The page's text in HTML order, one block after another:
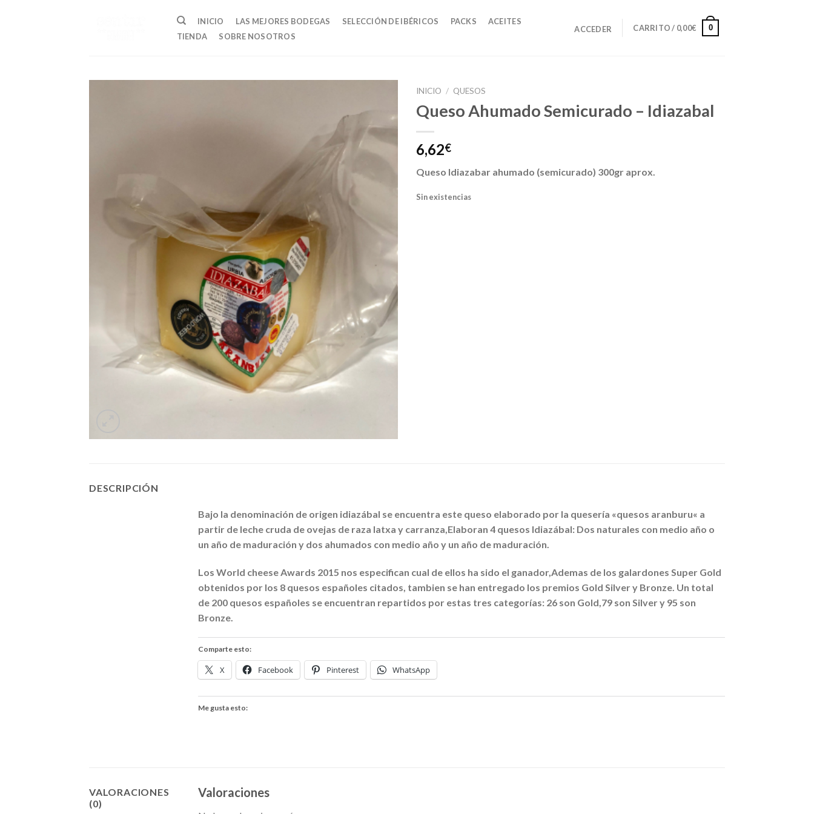
INICIO LAS MEJORES BODEGAS SELECCIÓN DE IBÉRICOS PACKS
ACEITES
TIENDA
SOBRE NOSOTROS
ACCEDER CARRITO / 0,00€ 0
INICIO / QUESOS
Queso Ahumado Semicurado – Idiazabal
6,62€
Queso Idiazabar ahumado (semicurado) 300gr aprox.
Sin existencias
DESCRIPCIÓN
Bajo la denominación de origen idiazábal se encuentra este queso elaborado por la quesería «quesos aranburu« a
partir de leche cruda de ovejas de raza latxa y carranza,Elaboran 4 quesos Idiazábal: Dos naturales con medio año o
un año de maduración y dos ahumados con medio año y un año de maduración.
Los World cheese Awards 2015 nos especifican cual de ellos ha sido el ganador,Ademas de los galardones Super Gold
obtenidos por los 8 quesos españoles citados, tambien se han entregado los premios Gold Silver y Bronze. Un total
de 200 quesos españoles se encuentran repartidos por estas tres categorías: 26 son Gold,79 son Silver y 95 son
Bronze.
Comparte esto:
X Facebook Pinterest WhatsApp
Me gusta esto:
VALORACIONES
(0)
Valoraciones